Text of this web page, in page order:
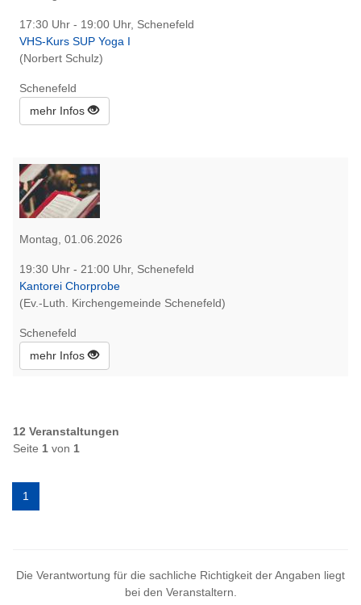
17:30 Uhr - 19:00 Uhr, Schenefeld
VHS-Kurs SUP Yoga I
(Norbert Schulz)
Schenefeld
mehr Infos
Montag, 01.06.2026
19:30 Uhr - 21:00 Uhr, Schenefeld
Kantorei Chorprobe
(Ev.-Luth. Kirchengemeinde Schenefeld)
Schenefeld
mehr Infos
12 Veranstaltungen
Seite 1 von 1
1
Die Verantwortung für die sachliche Richtigkeit der Angaben liegt
bei den Veranstaltern.